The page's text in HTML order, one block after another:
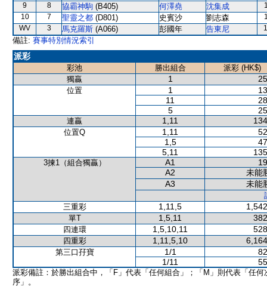
9
8 協霸神駒 (B405) 何澤堯 沈集成
10
7 聖靈之都 (D801) 史賓沙 劉志森
WV
3 馬克羅斯 (A066) 彭國年 告東尼
備註: 賽事特別情況索引
派彩
彩池 勝出組合
派彩 (HK$)
獨贏
1
位置 1
11
5
連贏 1,11
位置Q 1,11
1,5
5,11
3揀1（組合獨贏） A1
A2
未能
A3
未能
三重彩
1,11,5
單T 1,5,11
四連環 1,5,10,11
四重彩 1,11,5,10
第三口孖寶 1/1
1/11
派彩備註：於勝出組合中，「F」代表「任何組合」；「M」則代表「任何
序」。